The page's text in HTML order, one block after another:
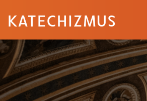
KATECHIZMUS